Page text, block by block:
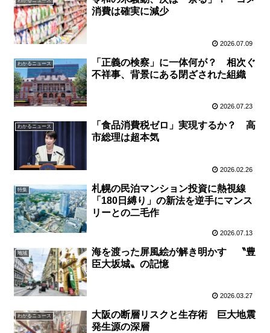
消費は確実に減少
2026.07.09
わかるニュース
「正義の検察」に一体何が？ 相次ぐ
不祥事、背景にある閉ざされた組織
2026.07.23
わかるニュース
「食品消費税ゼロ」実現するか？ 高
市総理は超本気
2026.02.26
特集
札幌の民泊マンション投資に熱視線
「180日縛り」の新法を逆手にマンス
リーとの二毛作
2026.07.13
地域
海を渡った屏風絵が解き明かす 〝豊
臣大坂城〟の記憶
2026.03.27
わかるニュース
大阪の断層リスクと生存術 巨大地震
発生源の深層